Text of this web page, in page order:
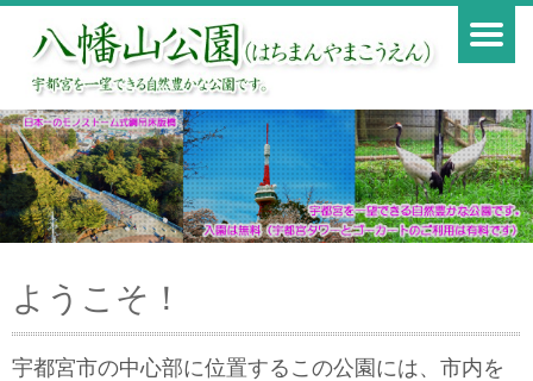
ようこそ！
宇都宮市の中心部に位置するこの公園には、市内を